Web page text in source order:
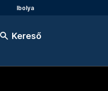
Ibolya
Kereső